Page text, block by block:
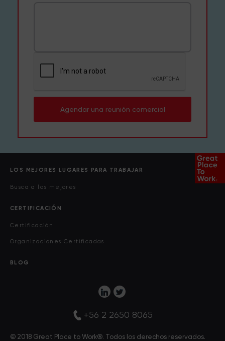
Agendar una reunión comercial
LOS MEJORES LUGARES PARA TRABAJAR
Busca a las mejores
CERTIFICACIÓN
Certificación
Organizaciones Certificadas
BLOG
+56 2 2650 8065
© 2018 Great Place to Work®. Todos los derechos reservados.